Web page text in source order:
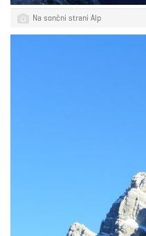
Na sončni strani Alp